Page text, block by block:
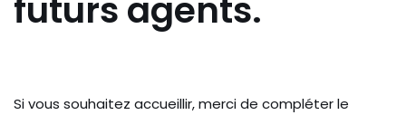
futurs agents.
Si vous souhaitez accueillir, merci de compléter le